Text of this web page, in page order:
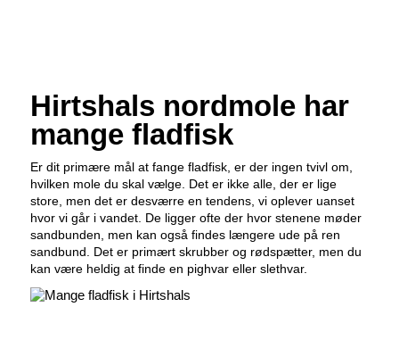
Hirtshals nordmole har
mange fladfisk
Er dit primære mål at fange fladfisk, er der ingen tvivl om,
hvilken mole du skal vælge. Det er ikke alle, der er lige
store, men det er desværre en tendens, vi oplever uanset
hvor vi går i vandet. De ligger ofte der hvor stenene møder
sandbunden, men kan også findes længere ude på ren
sandbund. Det er primært skrubber og rødspætter, men du
kan være heldig at finde en pighvar eller slethvar.